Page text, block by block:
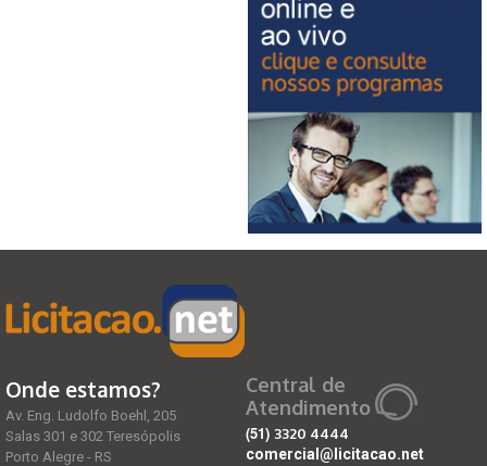
Onde estamos?
Av. Eng. Ludolfo Boehl, 205
Salas 301 e 302 Teresópolis
Porto Alegre - RS
Central de
Atendimento
(51) 3320 4444
comercial@licitacao.net